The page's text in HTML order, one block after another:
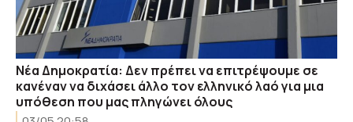
Νέα Δημοκρατία: Δεν πρέπει να επιτρέψουμε σε
κανέναν να διχάσει άλλο τον ελληνικό λαό για μια
υπόθεση που μας πληγώνει όλους